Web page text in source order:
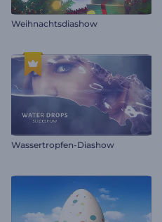
Weihnachtsdiashow
Wassertropfen-Diashow